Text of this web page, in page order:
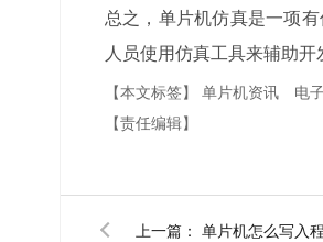
总之，单片机仿真是一项
人员使用仿真工具来辅助
【本文标签】单片机资讯 电
【责任编辑】
上一篇：